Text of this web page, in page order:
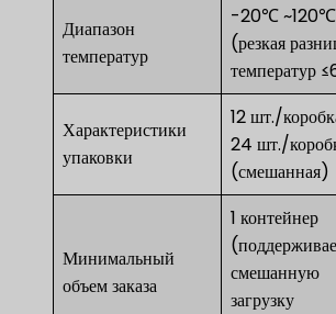
Диапазон
температур
-20℃ ~120℃
(резкая
температур
Характеристики
упаковки
12 шт./
24 шт./
(смешанная)
Минимальный
объем заказа
1 контейнер
смешанную
загрузку